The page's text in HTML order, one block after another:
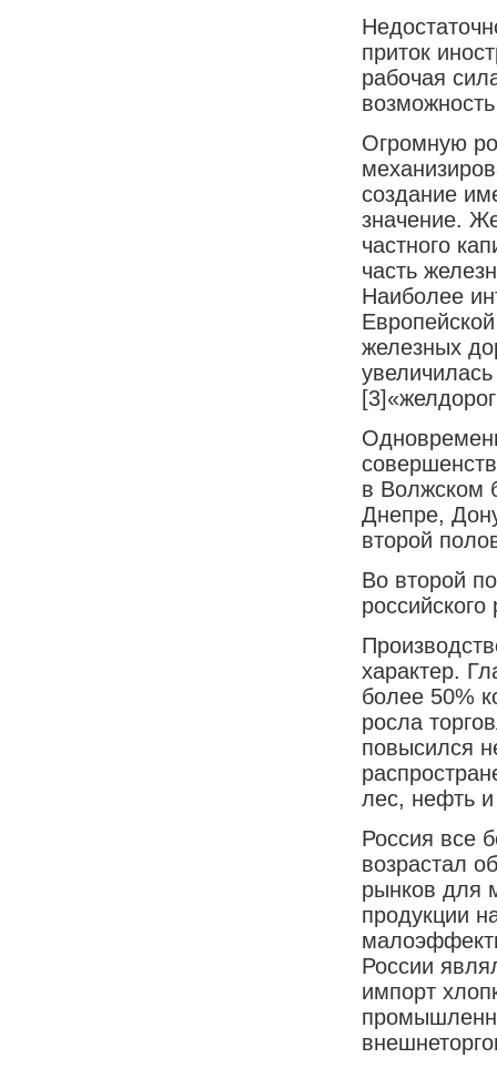
приток
рабочая
Огромную
создание
значение.
частного
часть
Наиболее
железных
[3]
в Волжском
Днепре,
второй
Во второй
российского
характер.
более 50%
росла
повысился
лес, нефть
Россия все
возрастал
рынков для
продукции
России
импорт